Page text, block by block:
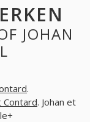
JOHAN
.
Contard. Johan et